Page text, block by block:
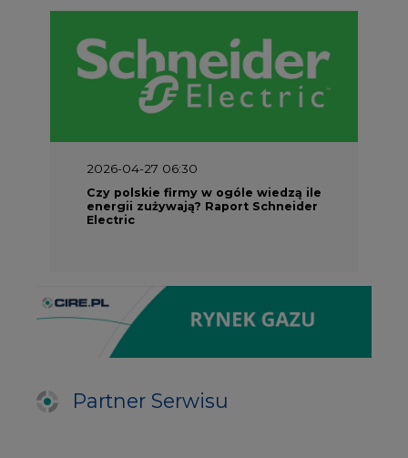
2026-04-27 06:30
Czy polskie firmy w ogóle wiedzą ile
energii zużywają? Raport Schneider
Electric
Partner Serwisu